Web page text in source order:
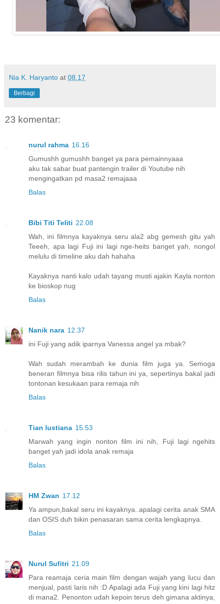
Nia K. Haryanto at 08.17
Berbagi
23 komentar:
nurul rahma 16.16
Gumushh gumushh banget ya para pemainnyaaa
aku tak sabar buat pantengin trailer di Youtube nih
mengingatkan pd masa2 remajaaa
Balas
Bibi Titi Teliti 22.08
Wah, ini filmnya kayaknya seru ala2 abg gemesh gitu yah
Teeeh, apa lagi Fuji ini lagi nge-heits banget yah, nongol
melulu di timeline aku dah hahaha
Kayaknya nanti kalo udah tayang musti ajakin Kayla nonton
ke bioskop nug
Balas
Nanik nara 12.37
ini Fuji yang adik iparnya Vanessa angel ya mbak?
Wah sudah merambah ke dunia film juga ya. Semoga
beneran filmnya bisa rilis tahun ini ya, sepertinya bakal jadi
tontonan kesukaan para remaja nih
Balas
Tian lustiana 15.53
Marwah yang ingin nonton film ini nih, Fuji lagi ngehits
banget yah jadi idola anak remaja
Balas
HM Zwan 17.12
Ya ampun,bakal seru ini kayaknya..apalagi cerita anak SMA
dan OSIS duh bikin penasaran sama cerita lengkapnya.
Balas
Nurul Sufitri 21.09
Para reamaja ceria main film dengan wajah yang lucu dan
menjual, pasti laris nih :D Apalagi ada Fuji yang kini lagi hitz
di mana2. Penonton udah kepoin terus deh gimana aktinya,